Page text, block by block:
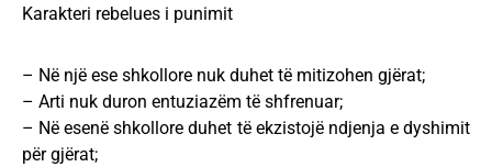
Karakteri rebelues i punimit
– Në një ese shkollore nuk duhet të mitizohen gjërat;
– Arti nuk duron entuziazëm të shfrenuar;
– Në esenë shkollore duhet të ekzistojë ndjenja e dyshimit
për gjërat;